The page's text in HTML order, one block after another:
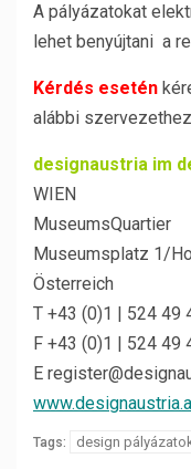
A pályázatokat
lehet benyújtani a
Kérdés esetén
alábbi
designaustria im
WIEN
MuseumsQuartier
Museumsplatz 1/
Österreich
T +43 (0)1 | 524 49
F +43 (0)1 | 524 49
E
Tags: design